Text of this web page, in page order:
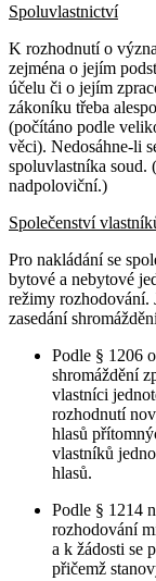
Spoluvlastnictví
K rozhodnutí o
zejména o jejím
účelu či o jejím
zákoníku třeba
(počítáno podle
věci). Nedosáhne-li
spoluvlastníka soud.
nadpoloviční.)
Společenství
Pro nakládání se
bytové a nebytové
režimy rozhodování.
zasedání
Podle § 1206
shromáždění
vlastníci
rozhodnutí
hlasů
vlastníků
hlasů.
Podle § 1214
rozhodování
a k žádosti se
přičemž